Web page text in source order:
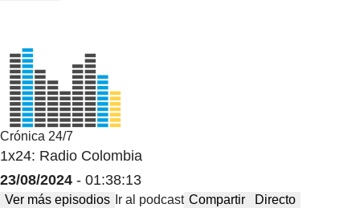
Crónica 24/7
1x24: Radio Colombia
23/08/2024 - 01:38:13
Ver más episodios Ir al podcast Compartir Directo